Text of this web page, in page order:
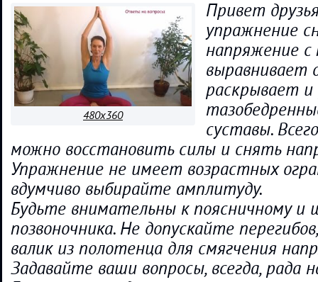
480x360
Привет
упражнение
напряжение с
выравнивает
раскрывает и
суставы.
можно восстановить силы и снять
Упражнение не имеет возрастных
вдумчиво выбирайте амплитуду.
Будьте внимательны к поясничному и
позвоночника. Не допускайте
валик из полотенца для смягчения
Задавайте ваши вопросы, всегда, рада